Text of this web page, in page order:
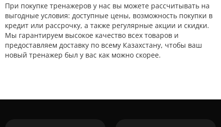
При покупке тренажеров у нас вы можете рассчитывать на
выгодные условия: доступные цены, возможность покупки в
кредит или рассрочку, а также регулярные акции и скидки.
Мы гарантируем высокое качество всех товаров и
предоставляем доставку по всему Казахстану, чтобы ваш
новый тренажер был у вас как можно скорее.